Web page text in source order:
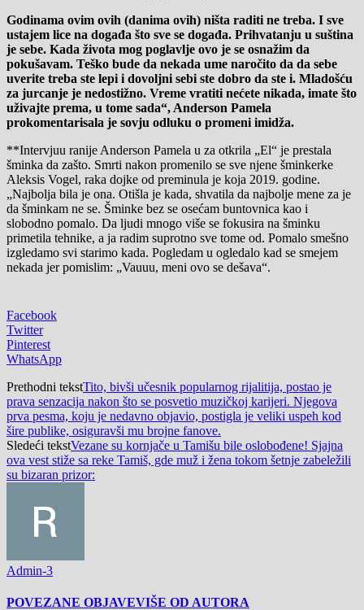
Godinama ovim ovih (danima ovih) ništa raditi ne treba. I sve
ustajem lice na događa što sve se događa. Prihvatanju u suština
je sebe. Kada života mog poglavlje ovo je se osnažim da
pokušavam. Teško bude da nekada ume naročito da da sebe
uverite treba ste lepi i dovoljni sebi ste dobro da ste i. Mladošću
za jurcanje je nedostižno. Vreme vratiti nećete nikada, imate što
uživajte prema, u tome sada“, Anderson Pamela
prokomentarisala je sovju odluku o promeni imidža.
**Intervjuu ranije Anderson Pamela u za otkrila „El“ je prestala
šminka da zašto. Smrti nakon promenilo se sve njene šminkerke
Aleksis Vogel, raka dojke od preminula je koja 2019. godine.
„Najbolja bila je ona. Otišla je kada, shvatila da najbolje mene za je
da šminkam ne se. Šminke bez se osećam buntovnica kao i
slobodno pomalo. Da ljudi mnogo više se fokusira na šminku
primetila tehnike, a ja radim suprotno sve tome od. Pomalo smešno
izgledamo svi starimo kada. Pogledam u ogledalo kad se smejem
nekada jer pomislim: „Vauuu, meni ovo se dešava“.
Facebook
Twitter
Pinterest
WhatsApp
Prethodni tekstTito, bivši učesnik popularnog rijalitija, postao je
prava senzacija nakon što se posvetio muzičkoj karijeri. Njegova
prva pesma, koju je nedavno objavio, postigla je veliki uspeh kod
šire publike, osiguravši mu brojne fanove.
Sledeći tekstVezane su kornjače u Tamišu bile oslobođene! Sjajna
ova vest stiže sa reke Tamiš, gde muž i žena tokom šetnje zabeležili
su bizaran prizor:
Admin-3
POVEZANE OBJAVEVIŠE OD AUTORA